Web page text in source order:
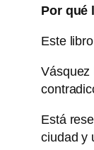
Por qué
Este
Vásquez
Está
ciudad y